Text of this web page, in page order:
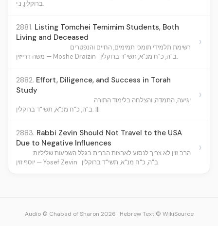
ברוקלין, נ.י.
2881. Listing Tomchei Temimim Students, Both
Living and Deceased
רשימת תלמידי תומכי תמימים, החיים והנפטרים
משה דרייזין — Moshe Draizin
ב"ה, כ"ח מנ"א, תשי"ד ברוקלין.
›
2882. Effort, Diligence, and Success in Torah
Study
יגיעה, התמדה, והצלחה בלימוד התורה
ב"ה, כ"ח מנ"א, תשי"ד ברוקלין. |||
›
2883. Rabbi Zevin Should Not Travel to the USA
Due to Negative Influences
הרב זוין לא צריך לנסוע לארצות הברית בגלל השפעות שליליות
יוסף זוין — Yosef Zevin
ב"ה, כ"ח מנ"א, תשי"ד ברוקלין.
›
Audio © Chabad of Sharon 2026 · Hebrew Text © WikiSource